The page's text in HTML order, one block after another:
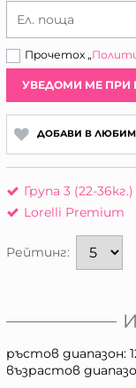
Ел. поща
Прочетох „
УВЕДОМИ МЕ ПРИ
ДОБАВИ В
Група 3 (22-36кг.)
Lorelli Premium
Рейтинг:
ръстов диапазон:
възрастов